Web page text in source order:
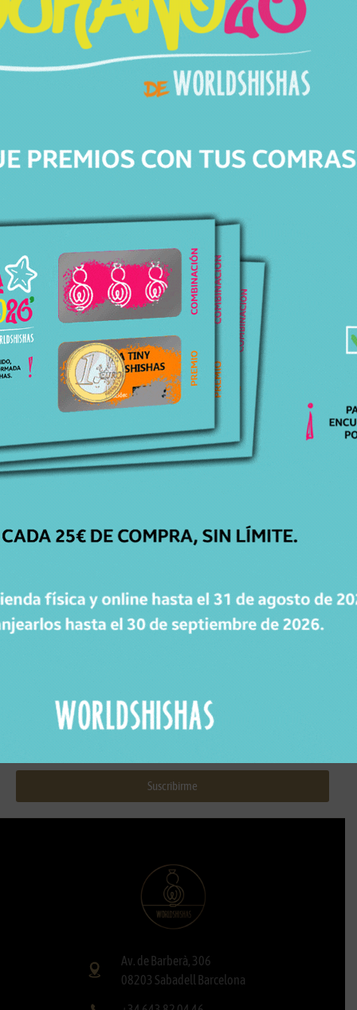
ATENCIÓN
PERSONALIZADA
GRATIS
EN 24H-48H
Recibe tu pedido cómodamente en casa.
GARANTÍA DE
DEVOLUCIÓN
Recibe novedades, consejos y promociones de Worldshishas.
Nombre y apellidos
Suscribirme
Av. de Barberà, 306
08203 Sabadell Barcelona